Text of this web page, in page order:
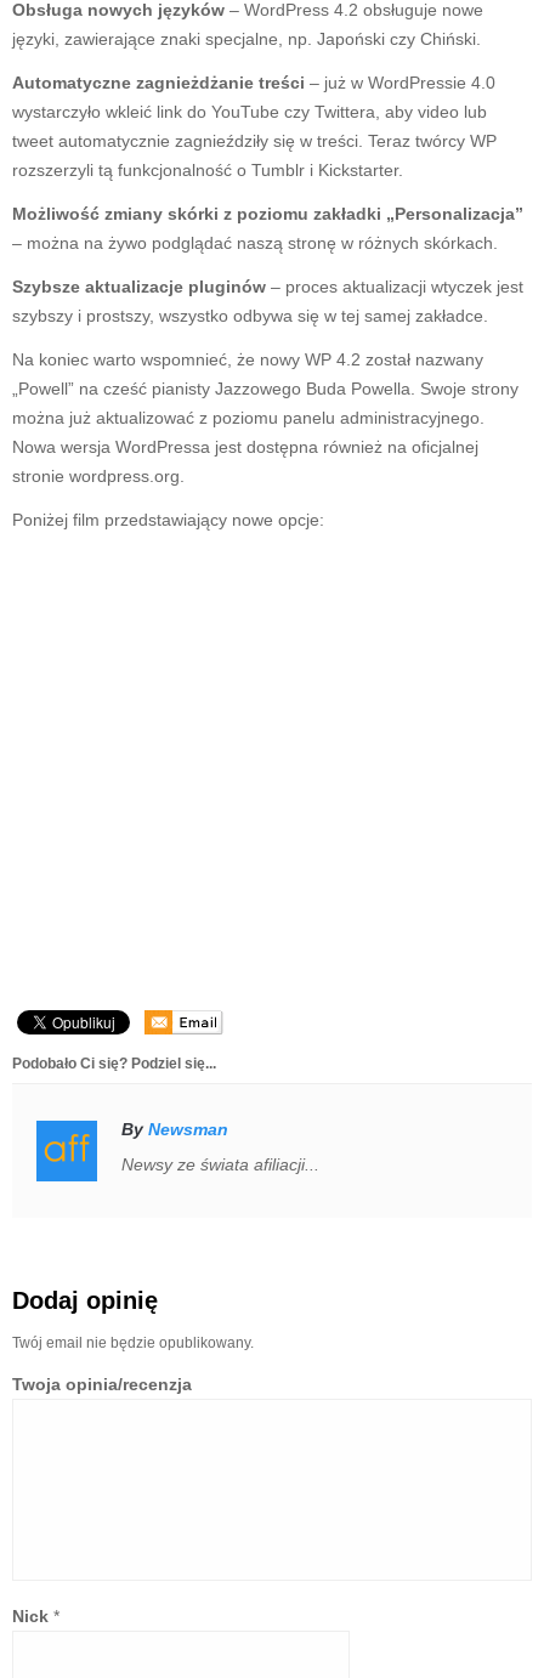
Obsługa nowych języków – WordPress 4.2 obsługuje nowe
języki, zawierające znaki specjalne, np. Japoński czy Chiński.
Automatyczne zagnieżdżanie treści – już w WordPressie 4.0
wystarczyło wkleić link do YouTube czy Twittera, aby video lub
tweet automatycznie zagnieździły się w treści. Teraz twórcy WP
rozszerzyli tą funkcjonalność o Tumblr i Kickstarter.
Możliwość zmiany skórki z poziomu zakładki „Personalizacja”
– można na żywo podglądać naszą stronę w różnych skórkach.
Szybsze aktualizacje pluginów – proces aktualizacji wtyczek jest
szybszy i prostszy, wszystko odbywa się w tej samej zakładce.
Na koniec warto wspomnieć, że nowy WP 4.2 został nazwany
„Powell” na cześć pianisty Jazzowego Buda Powella. Swoje strony
można już aktualizować z poziomu panelu administracyjnego.
Nowa wersja WordPressa jest dostępna również na oficjalnej
stronie wordpress.org.
Poniżej film przedstawiający nowe opcje:
Podobało Ci się? Podziel się...
By Newsman
Newsy ze świata afiliacji...
Dodaj opinię
Twój email nie będzie opublikowany.
Twoja opinia/recenzja
Nick *